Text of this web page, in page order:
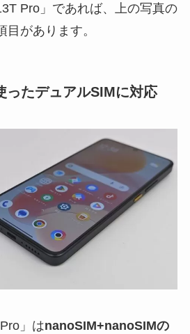
Pro」であれば、上の写真の
目があります。
ったデュアルSIMに対応
」はnanoSIM+nanoSIMの